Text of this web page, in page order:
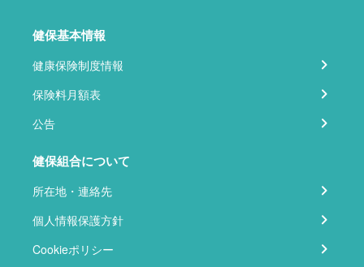
健保基本情報
健康保険制度情報
保険料月額表
公告
健保組合について
所在地・連絡先
個人情報保護方針
Cookieポリシー